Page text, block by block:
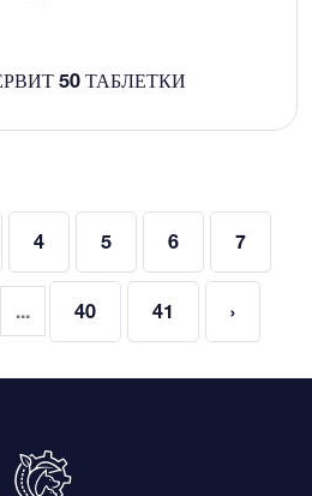
50 ТАБЛЕТКИ
4 5 6 7
... 40 41 ›